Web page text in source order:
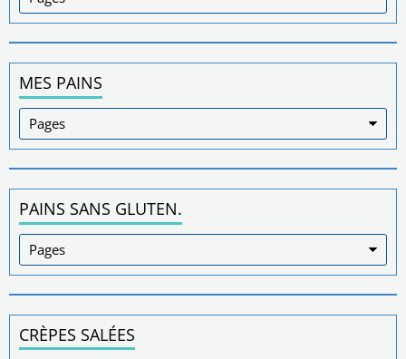
MES PAINS
PAINS SANS GLUTEN.
CRÈPES SALÉES